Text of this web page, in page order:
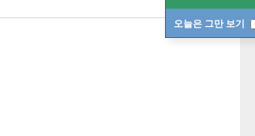
오늘은 그만 보기